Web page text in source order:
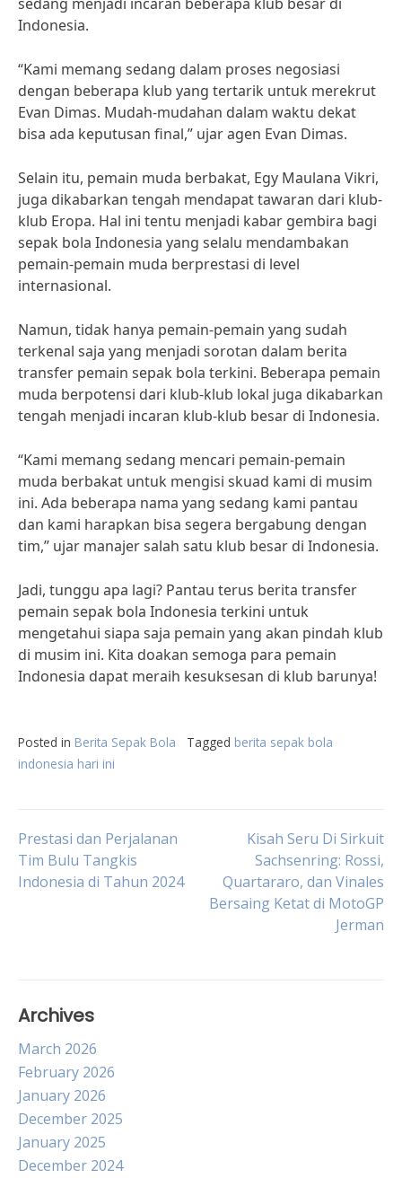
Indonesia.
“Kami memang sedang dalam proses negosiasi
dengan beberapa klub yang tertarik untuk merekrut
Evan Dimas. Mudah-mudahan dalam waktu dekat
bisa ada keputusan final,” ujar agen Evan Dimas.
Selain itu, pemain muda berbakat, Egy Maulana Vikri,
juga dikabarkan tengah mendapat tawaran dari klub-
klub Eropa. Hal ini tentu menjadi kabar gembira bagi
sepak bola Indonesia yang selalu mendambakan
pemain-pemain muda berprestasi di level
internasional.
Namun, tidak hanya pemain-pemain yang sudah
terkenal saja yang menjadi sorotan dalam berita
transfer pemain sepak bola terkini. Beberapa pemain
muda berpotensi dari klub-klub lokal juga dikabarkan
tengah menjadi incaran klub-klub besar di Indonesia.
“Kami memang sedang mencari pemain-pemain
muda berbakat untuk mengisi skuad kami di musim
ini. Ada beberapa nama yang sedang kami pantau
dan kami harapkan bisa segera bergabung dengan
tim,” ujar manajer salah satu klub besar di Indonesia.
Jadi, tunggu apa lagi? Pantau terus berita transfer
pemain sepak bola Indonesia terkini untuk
mengetahui siapa saja pemain yang akan pindah klub
di musim ini. Kita doakan semoga para pemain
Indonesia dapat meraih kesuksesan di klub barunya!
Posted in Berita Sepak Bola Tagged berita sepak bola
indonesia hari ini
Post
navigation
Prestasi dan Perjalanan
Tim Bulu Tangkis
Indonesia di Tahun 2024
Kisah Seru Di Sirkuit
Sachsenring: Rossi,
Quartararo, dan Vinales
Bersaing Ketat di MotoGP
Jerman
Archives
March 2026
February 2026
January 2026
December 2025
January 2025
December 2024